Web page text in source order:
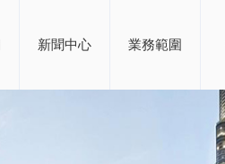
新聞中心 業務範圍